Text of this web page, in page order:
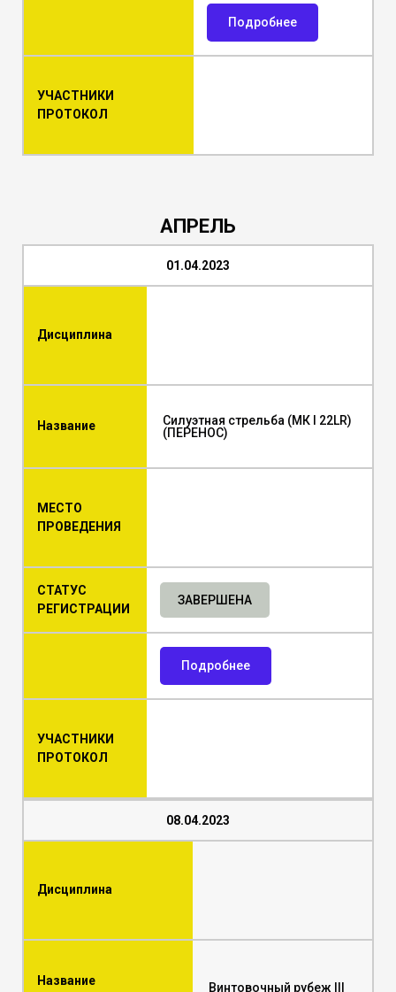
Подробнее
УЧАСТНИКИ
ПРОТОКОЛ
АПРЕЛЬ
01.04.2023
Дисциплина
Название
Силуэтная стрельба (МК I 22LR)
(ПЕРЕНОС)
МЕСТО
ПРОВЕДЕНИЯ
СТАТУС
РЕГИСТРАЦИИ
ЗАВЕРШЕНА
Подробнее
УЧАСТНИКИ
ПРОТОКОЛ
08.04.2023
Дисциплина
Название Винтовочный рубеж III